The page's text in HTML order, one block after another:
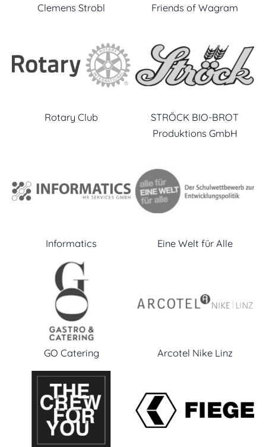
Clemens Strobl
Friends of Wagram
Rotary Club
STRÖCK BIO-BROT
Produktions GmbH
Informatics Eine Welt für Alle
GO Catering Arcotel Nike Linz